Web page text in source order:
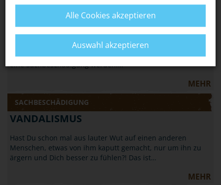
HALLOWEEN: NICHT JEDER STREICH IST
OKAY
Wenn Du an Halloween Streiche spielen willst, solltest Du
vorsichtig sein: Aus einem harmlosen Streich kann schnell
eine Sachbeschädigung werden.…
MEHR
SACHBESCHÄDIGUNG
VANDALISMUS
Hast Du schon mal aus lauter Wut auf einen anderen
Menschen, etwas von ihm kaputt gemacht, nur um ihn zu
ärgern und Dich besser zu fühlen?! Das ist…
MEHR
Alle Cookies akzeptieren
Auswahl akzeptieren